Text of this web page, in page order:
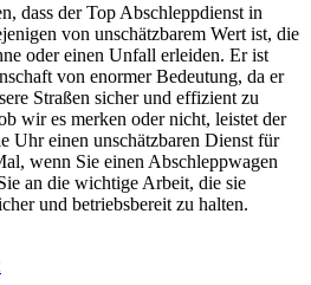
dass der Top Abschleppdienst in
von unschätzbarem Wert ist, die
oder einen Unfall erleiden. Er ist
von enormer Bedeutung, da er
Straßen sicher und effizient zu
wir es merken oder nicht, leistet der
Uhr einen unschätzbaren Dienst für
wenn Sie einen Abschleppwagen
an die wichtige Arbeit, die sie
und betriebsbereit zu halten.